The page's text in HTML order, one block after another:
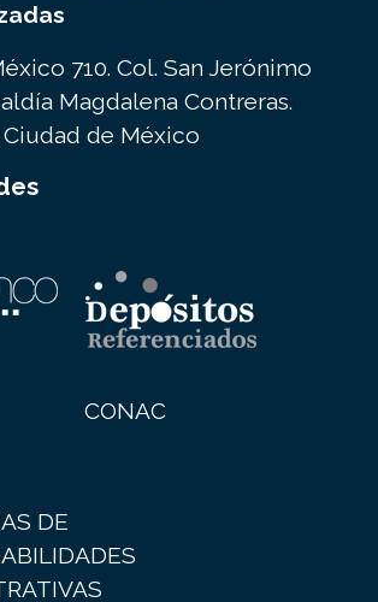
710. Col. San Jerónimo
Magdalena Contreras.
Ciudad de México
CONAC
DE